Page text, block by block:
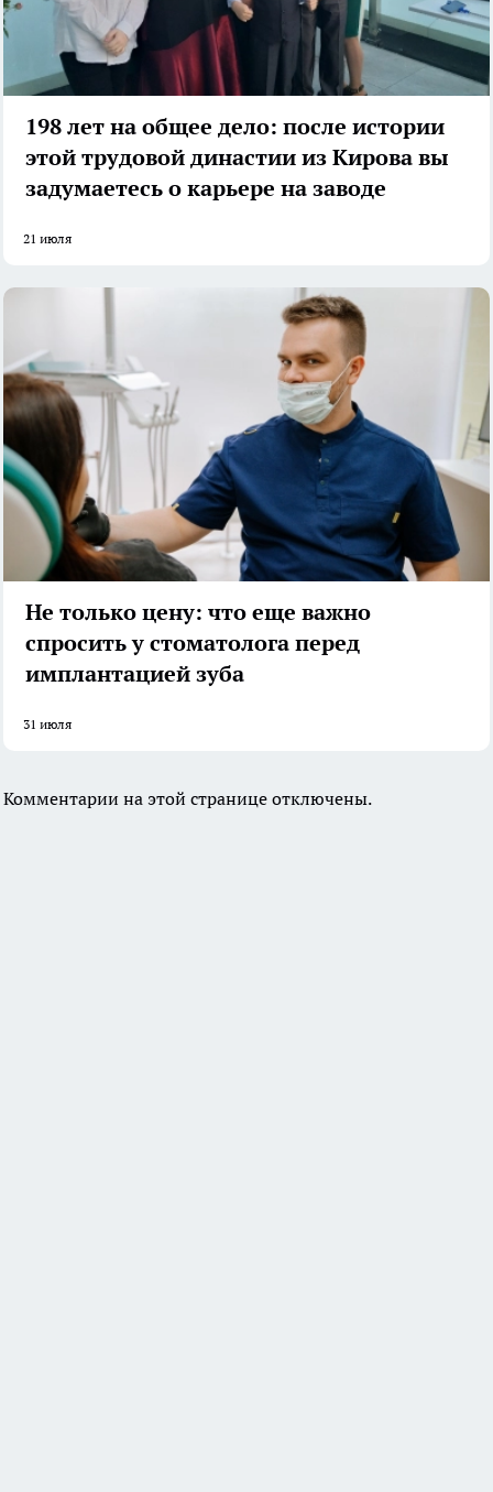
198 лет на общее дело: после истории
этой трудовой династии из Кирова вы
задумаетесь о карьере на заводе
21 июля
Не только цену: что еще важно
спросить у стоматолога перед
имплантацией зуба
31 июля
Комментарии на этой странице отключены.